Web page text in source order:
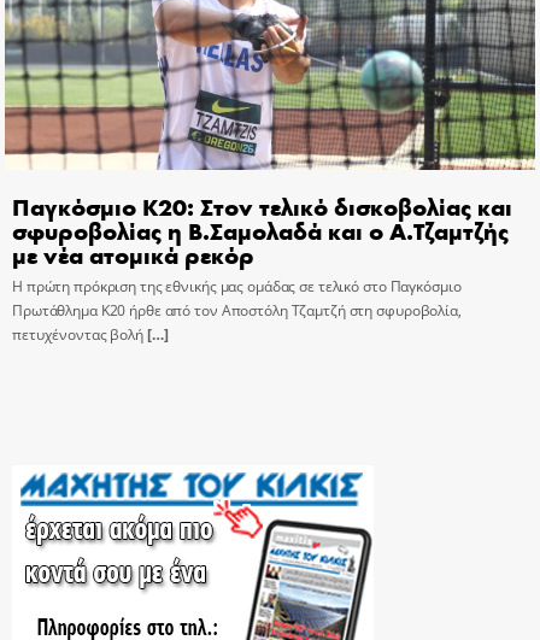
Παγκόσμιο Κ20: Στον τελικό δισκοβολίας και
σφυροβολίας η Β.Σαμολαδά και ο Α.Τζαμτζής
με νέα ατομικά ρεκόρ
Η πρώτη πρόκριση της εθνικής μας ομάδας σε τελικό στο Παγκόσμιο
Πρωτάθλημα Κ20 ήρθε από τον Αποστόλη Τζαμτζή στη σφυροβολία,
πετυχένοντας βολή[…]